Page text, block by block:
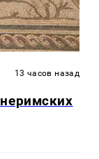
13 часов назад